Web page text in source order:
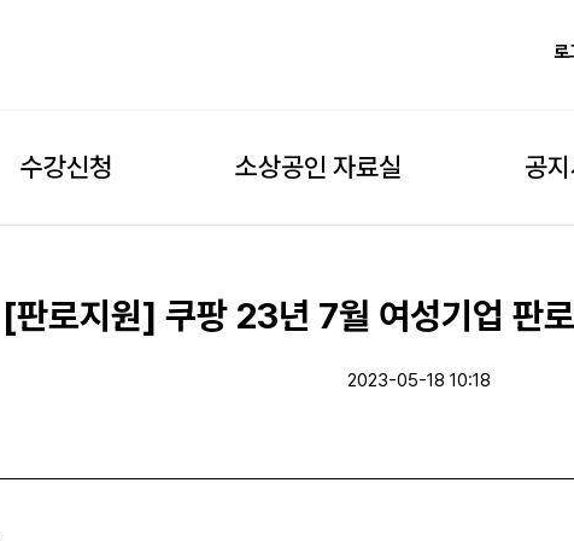
로
수강신청 소상공인 자료실 공
[판로지원] 쿠팡 23년 7월 여성기업 판
2023-05-18 10:18